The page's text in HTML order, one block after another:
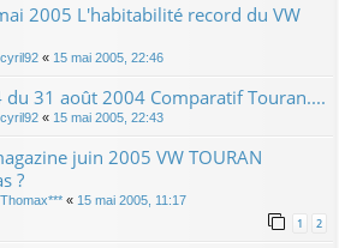
2005 L'habitabilité record du VW
cyril92 « 15 mai 2005, 22:46
du 31 août 2004 Comparatif Touran....
cyril92 « 15 mai 2005, 22:43
juin 2005 VW TOURAN
?
Thomax*** « 15 mai 2005, 11:17
1 2